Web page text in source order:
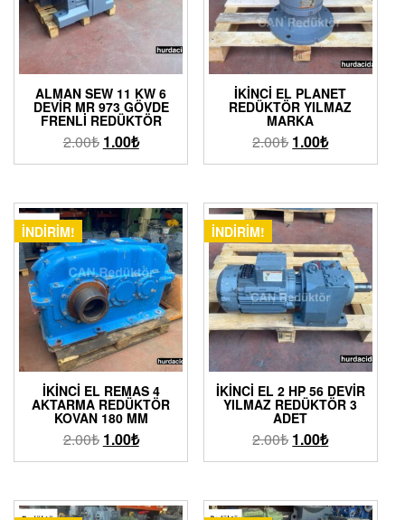
ALMAN SEW 11 KW 6
DEVIR MR 973 GÖVDE
FRENLI REDÜKTÖR
2.00₺ 1.00₺
İKINCI EL PLANET
REDÜKTÖR YILMAZ
MARKA
2.00₺ 1.00₺
İNDIRIM!
İKINCI EL REMAS 4
AKTARMA REDÜKTÖR
KOVAN 180 MM
2.00₺ 1.00₺
İNDIRIM!
İKINCI EL 2 HP 56 DEVIR
YILMAZ REDÜKTÖR 3
ADET
2.00₺ 1.00₺